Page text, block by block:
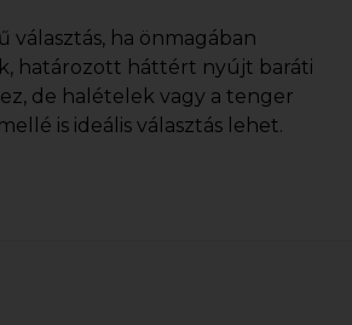
választás, ha önmagában
határozott háttért nyújt baráti
de halételek vagy a tenger
is ideális választás lehet.